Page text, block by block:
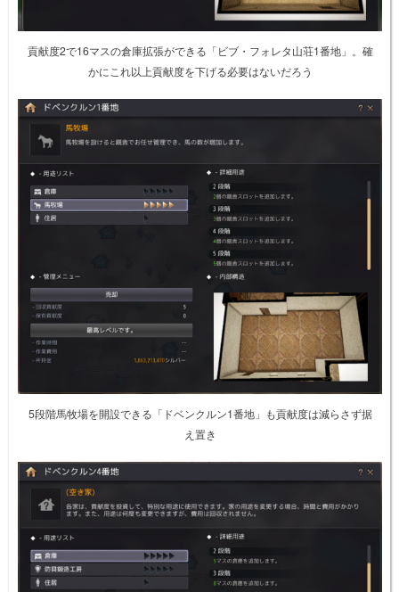
貢献度2で16マスの倉庫拡張ができる「ビブ・フォレタ山荘1番地」。確
かにこれ以上貢献度を下げる必要はないだろう
5段階馬牧場を開設できる「ドベンクルン1番地」も貢献度は減らさず据
え置き